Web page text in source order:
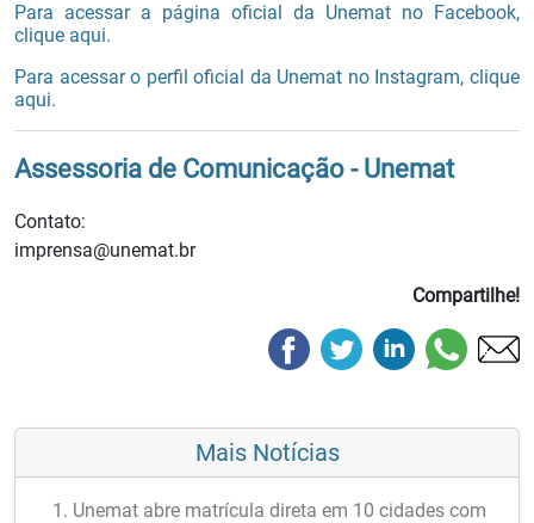
Para acessar a página oficial da Unemat no Facebook,
clique aqui.
Para acessar o perfil oficial da Unemat no Instagram, clique
aqui.
Assessoria de Comunicação - Unemat
Contato:
imprensa@unemat.br
Compartilhe!
Mais Notícias
Unemat abre matrícula direta em 10 cidades com